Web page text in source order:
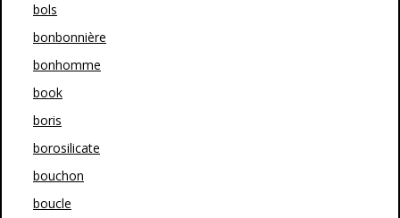
bols
bonbonnière
bonhomme
book
boris
borosilicate
bouchon
boucle